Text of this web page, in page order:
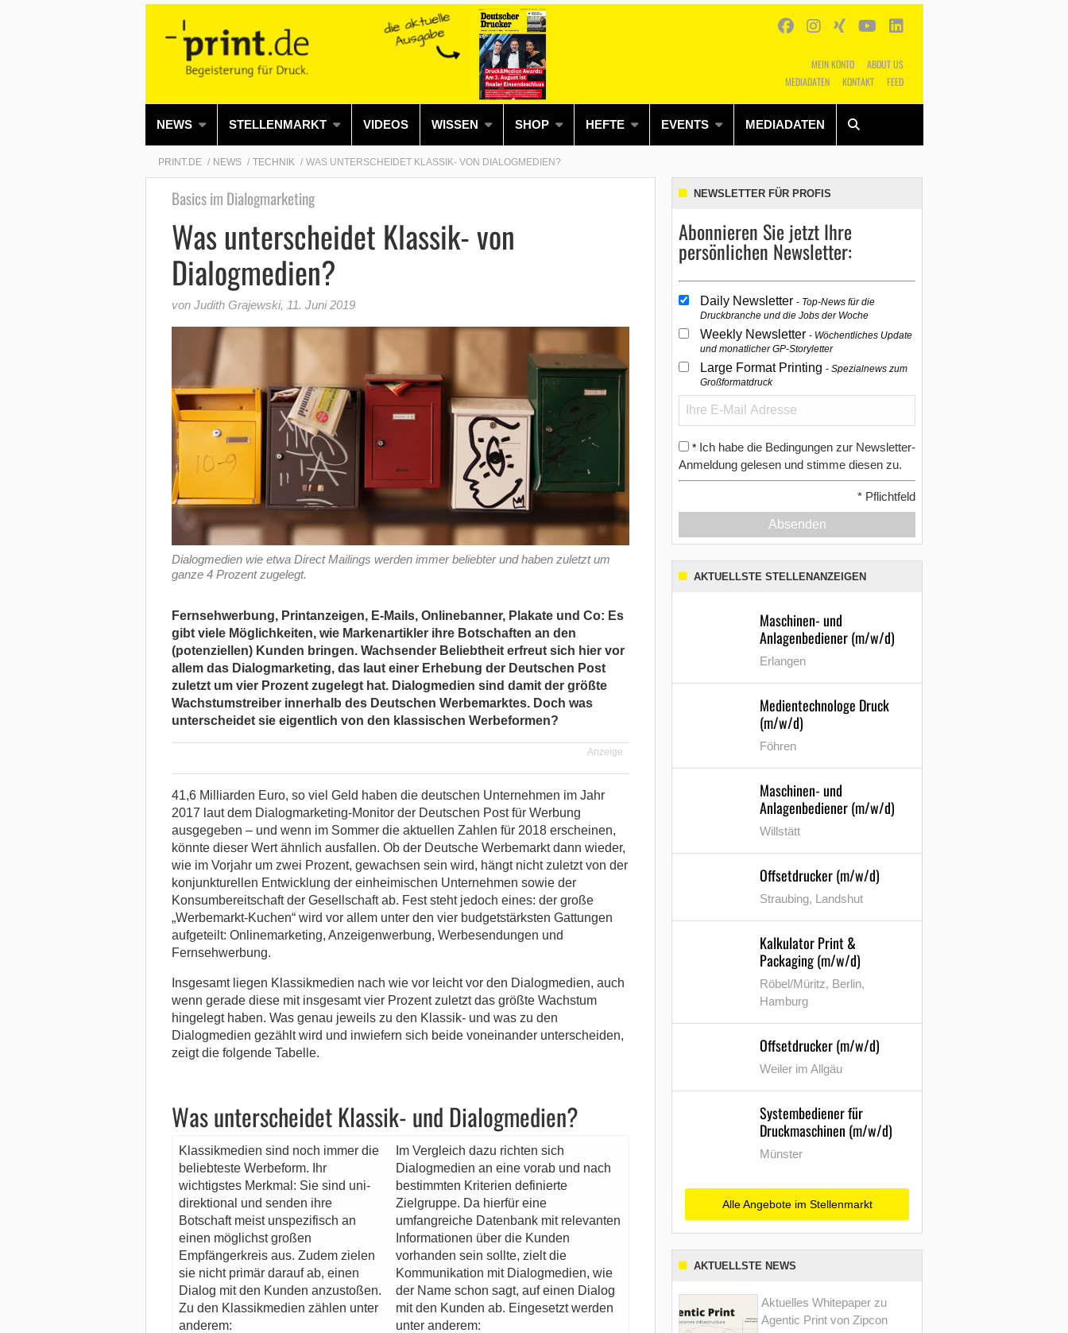
MEIN KONTO
ABOUT US
MEDIADATEN
KONTAKT FEED
NEWS STELLENMARKT VIDEOS WISSEN SHOP HEFTE EVENTS MEDIADATEN
Alles Shop SUCHEN
PRINT.DE NEWS TECHNIK WAS UNTERSCHEIDET KLASSIK- VON DIALOGMEDIEN?
Basics im Dialogmarketing
Was unterscheidet Klassik- von
Dialogmedien?
von Judith Grajewski, 11. Juni 2019
Dialogmedien wie etwa Direct Mailings werden immer beliebter und haben zuletzt um
ganze 4 Prozent zugelegt.
Fernsehwerbung, Printanzeigen, E-Mails, Onlinebanner, Plakate und Co: Es
gibt viele Möglichkeiten, wie Markenartikler ihre Botschaften an den
(potenziellen) Kunden bringen. Wachsender Beliebtheit erfreut sich hier vor
allem das Dialogmarketing, das laut einer Erhebung der Deutschen Post
zuletzt um vier Prozent zugelegt hat. Dialogmedien sind damit der größte
Wachstumstreiber innerhalb des Deutschen Werbemarktes. Doch was
unterscheidet sie eigentlich von den klassischen Werbeformen?
Anzeige
41,6 Milliarden Euro, so viel Geld haben die deutschen Unternehmen im Jahr
2017 laut dem Dialogmarketing-Monitor der Deutschen Post für Werbung
ausgegeben – und wenn im Sommer die aktuellen Zahlen für 2018 erscheinen,
könnte dieser Wert ähnlich ausfallen. Ob der Deutsche Werbemarkt dann wieder,
wie im Vorjahr um zwei Prozent, gewachsen sein wird, hängt nicht zuletzt von der
konjunkturellen Entwicklung der einheimischen Unternehmen sowie der
Konsumbereitschaft der Gesellschaft ab. Fest steht jedoch eines: der große
„Werbemarkt-Kuchen“ wird vor allem unter den vier budgetstärksten Gattungen
aufgeteilt: Onlinemarketing, Anzeigenwerbung, Werbesendungen und
Fernsehwerbung.
Insgesamt liegen Klassikmedien nach wie vor leicht vor den Dialogmedien, auch
wenn gerade diese mit insgesamt vier Prozent zuletzt das größte Wachstum
hingelegt haben. Was genau jeweils zu den Klassik- und was zu den
Dialogmedien gezählt wird und inwiefern sich beide voneinander unterscheiden,
zeigt die folgende Tabelle.
Was unterscheidet Klassik- und Dialogmedien?
Klassikmedien sind noch immer die
beliebteste Werbeform. Ihr
wichtigstes Merkmal: Sie sind uni-
direktional und senden ihre
Botschaft meist unspezifisch an
einen möglichst großen
Empfängerkreis aus. Zudem zielen
sie nicht primär darauf ab, einen
Dialog mit den Kunden anzustoßen.
Zu den Klassikmedien zählen unter
anderem:
Im Vergleich dazu richten sich
Dialogmedien an eine vorab und nach
bestimmten Kriterien definierte
Zielgruppe. Da hierfür eine
umfangreiche Datenbank mit relevanten
Informationen über die Kunden
vorhanden sein sollte, zielt die
Kommunikation mit Dialogmedien, wie
der Name schon sagt, auf einen Dialog
mit den Kunden ab. Eingesetzt werden
unter anderem:
NEWSLETTER FÜR PROFIS
Abonnieren Sie jetzt Ihre
persönlichen Newsletter:
Daily Newsletter Top-News für die
Druckbranche und die Jobs der Woche
Weekly Newsletter Wöchentliches Update
und monatlicher GP-Storyletter
Large Format Printing Spezialnews zum
Großformatdruck
* Ich habe die Bedingungen zur Newsletter-
Anmeldung gelesen und stimme diesen zu.
* Pflichtfeld
Absenden
AKTUELLSTE STELLENANZEIGEN
Maschinen- und
Anlagenbediener (m/w/d)
Erlangen
Medientechnologe Druck
(m/w/d)
Föhren
Maschinen- und
Anlagenbediener (m/w/d)
Willstätt
Offsetdrucker (m/w/d)
Straubing, Landshut
Kalkulator Print &
Packaging (m/w/d)
Röbel/Müritz, Berlin,
Hamburg
Offsetdrucker (m/w/d)
Weiler im Allgäu
Systembediener für
Druckmaschinen (m/w/d)
Münster
Alle Angebote im Stellenmarkt
AKTUELLSTE NEWS
Aktuelles Whitepaper zu
Agentic Print von Zipcon